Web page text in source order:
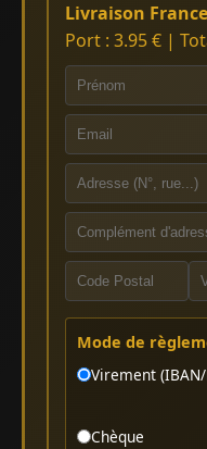
Livraison
Port : 3.95 € |
Mode de
Virement
Chèque